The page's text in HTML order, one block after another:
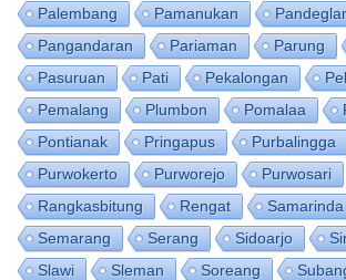
Palembang
Pamanukan
Pangandaran
Pariaman Parung
Pasuruan
Pati Pekalongan
Pemalang
Plumbon Pomalaa
Pontianak
Pringapus Purbalingga
Purwokerto
Purworejo Purwosari
Rangkasbitung
Rengat Samarinda
Semarang
Serang Sidoarjo
Slawi
Sleman Soreang